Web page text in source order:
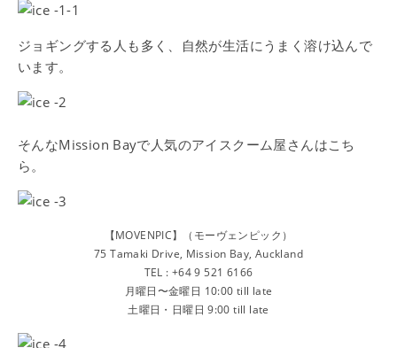
ジョギングする人も多く、自然が生活にうまく溶け込んで
います。
そんなMission Bayで人気のアイスクーム屋さんはこち
ら。
【MOVENPIC】（モーヴェンピック）
75 Tamaki Drive, Mission Bay, Auckland
TEL : +64 9 521 6166
月曜日〜金曜日 10:00 till late
土曜日・日曜日 9:00 till late